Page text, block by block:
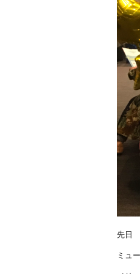
先日
ミュ